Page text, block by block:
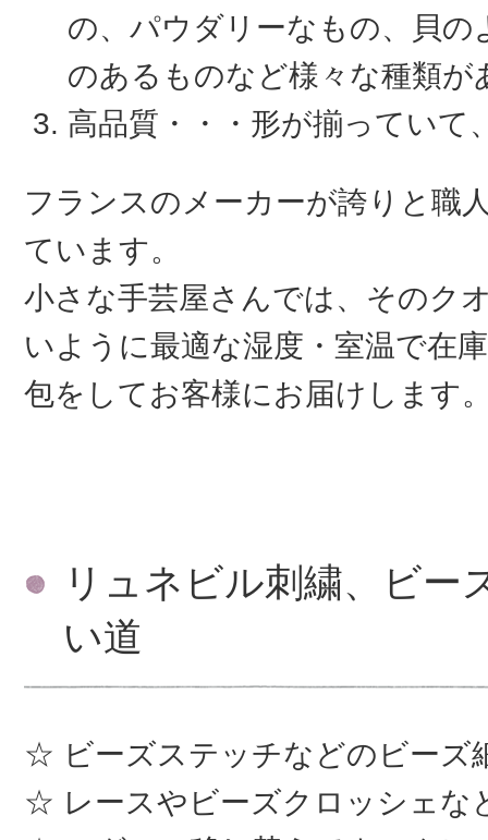
の、パウダリーなもの、貝の
のあるものなど様々な種類が
高品質・・・形が揃っていて
フランスのメーカーが誇りと職
ています。
小さな手芸屋さんでは、そのク
いように最適な湿度・室温で在
包をしてお客様にお届けします
リュネビル刺繍、ビー
い道
ビーズステッチなどのビーズ
レースやビーズクロッシェな